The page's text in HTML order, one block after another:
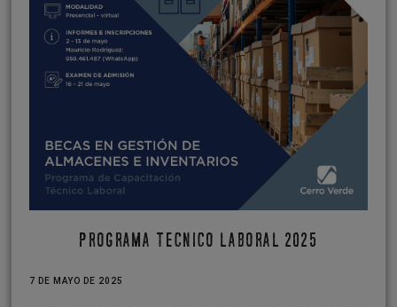
PROGRAMA TECNICO LABORAL 2025
7 DE MAYO DE 2025